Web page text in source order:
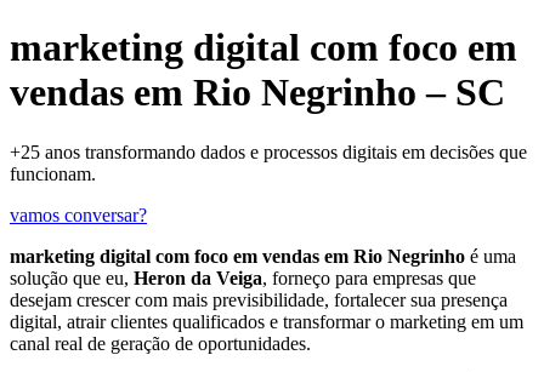
marketing digital com foco em
vendas em Rio Negrinho – SC
+25 anos transformando dados e processos digitais em decisões que
funcionam.
vamos conversar?
marketing digital com foco em vendas em Rio Negrinho é uma
solução que eu, Heron da Veiga, forneço para empresas que
desejam crescer com mais previsibilidade, fortalecer sua presença
digital, atrair clientes qualificados e transformar o marketing em um
canal real de geração de oportunidades.